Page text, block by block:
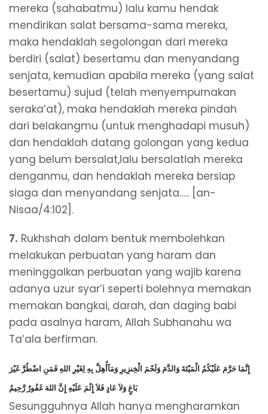
mereka (sahabatmu) lalu kamu hendak
mendirikan salat bersama-sama mereka,
maka hendaklah segolongan dari mereka
berdiri (salat) besertamu dan menyandang
senjata, kemudian apabila mereka (yang salat
besertamu) sujud (telah menyempurnakan
seraka’at), maka hendaklah mereka pindah
dari belakangmu (untuk menghadapi musuh)
dan hendaklah datang golongan yang kedua
yang belum bersalat,lalu bersalatlah mereka
denganmu, dan hendaklah mereka bersiap
siaga dan menyandang senjata….. [an-
Nisaa/4:102].
7. Rukhshah dalam bentuk membolehkan
melakukan perbuatan yang haram dan
meninggalkan perbuatan yang wajib karena
adanya uzur syar’i seperti bolehnya memakan
memakan bangkai, darah, dan daging babi
pada asalnya haram, Allah Subhanahu wa
Ta’ala berfirman.
إِنَّمَا حَرَّمَ عَلَيْكُمُ الْمَيْتَةَ وَالدَّمَ وَلَحْمَ الْخِنزِيرِ وَمَآأُهِلَّ بِهِ لِغَيْرِ اللهِ فَمَنِ اضْطُرَّ غَيْرَ
بَاغٍ وَلاَ عَادٍ فَلاَ إِثْمَ عَلَيْهِ إِنَّ اللهَ غَفُورُُ رَّحِيمٌ
Sesungguhnya Allah hanya mengharamkan